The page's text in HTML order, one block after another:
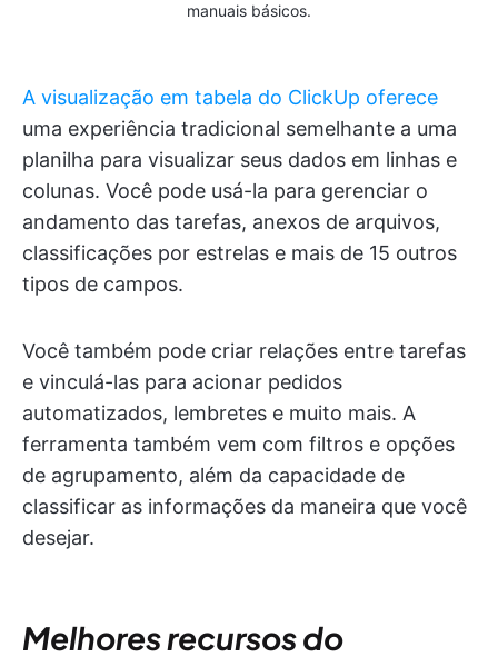
manuais básicos.
A visualização em tabela do ClickUp oferece
uma experiência tradicional semelhante a uma
planilha para visualizar seus dados em linhas e
colunas. Você pode usá-la para gerenciar o
andamento das tarefas, anexos de arquivos,
classificações por estrelas e mais de 15 outros
tipos de campos.
Você também pode criar relações entre tarefas
e vinculá-las para acionar pedidos
automatizados, lembretes e muito mais. A
ferramenta também vem com filtros e opções
de agrupamento, além da capacidade de
classificar as informações da maneira que você
desejar.
Melhores recursos do